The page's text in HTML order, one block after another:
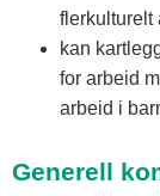
flerkulturelt
kan
for arbeid
arbeid i
Generell